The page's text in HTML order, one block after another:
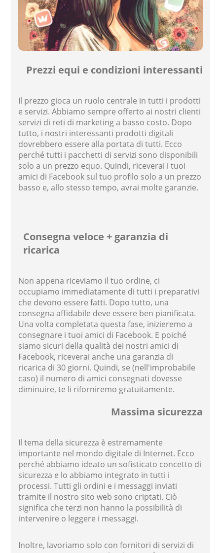
Prezzi equi e condizioni interessanti
Il prezzo gioca un ruolo centrale in tutti i prodotti
e servizi. Abbiamo sempre offerto ai nostri clienti
servizi di reti di marketing a basso costo. Dopo
tutto, i nostri interessanti prodotti digitali
dovrebbero essere alla portata di tutti. Ecco
perché tutti i pacchetti di servizi sono disponibili
solo a un prezzo equo. Quindi, riceverai i tuoi
amici di Facebook sul tuo profilo solo a un prezzo
basso e, allo stesso tempo, avrai molte garanzie.
Consegna veloce + garanzia di
ricarica
Non appena riceviamo il tuo ordine, ci
occupiamo immediatamente di tutti i preparativi
che devono essere fatti. Dopo tutto, una
consegna affidabile deve essere ben pianificata.
Una volta completata questa fase, inizieremo a
consegnare i tuoi amici di Facebook. E poiché
siamo sicuri della qualità dei nostri amici di
Facebook, riceverai anche una garanzia di
ricarica di 30 giorni. Quindi, se (nell'improbabile
caso) il numero di amici consegnati dovesse
diminuire, te li riforniremo gratuitamente.
Massima sicurezza
Il tema della sicurezza è estremamente
importante nel mondo digitale di Internet. Ecco
perché abbiamo ideato un sofisticato concetto di
sicurezza e lo abbiamo integrato in tutti i
processi. Tutti gli ordini e i messaggi inviati
tramite il nostro sito web sono criptati. Ciò
significa che terzi non hanno la possibilità di
intervenire o leggere i messaggi.
Inoltre, lavoriamo solo con fornitori di servizi di